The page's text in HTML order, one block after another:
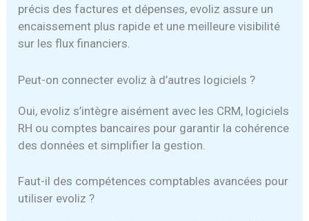
précis des factures et dépenses, evoliz assure un
encaissement plus rapide et une meilleure visibilité
sur les flux financiers.
Peut-on connecter evoliz à d’autres logiciels ?
Oui, evoliz s’intègre aisément avec les CRM, logiciels
RH ou comptes bancaires pour garantir la cohérence
des données et simplifier la gestion.
Faut-il des compétences comptables avancées pour
utiliser evoliz ?